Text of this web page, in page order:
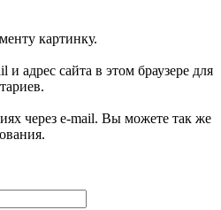
картинку.
адрес сайта в этом браузере для
через e-mail. Вы можете так же